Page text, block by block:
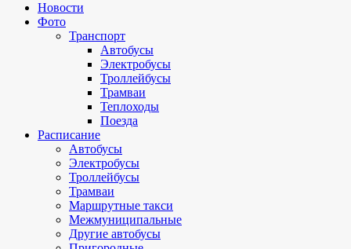
Новости
Фото
Транспорт
Автобусы
Электробусы
Троллейбусы
Трамваи
Теплоходы
Поезда
Расписание
Автобусы
Электробусы
Троллейбусы
Трамваи
Маршрутные такси
Межмуниципальные
Другие автобусы